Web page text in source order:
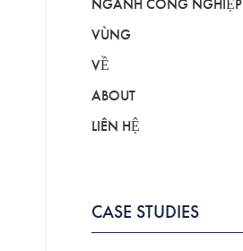
NGÀNH CÔNG NGHIỆP
VÙNG
VỀ
ABOUT
LIÊN HỆ
CASE STUDIES